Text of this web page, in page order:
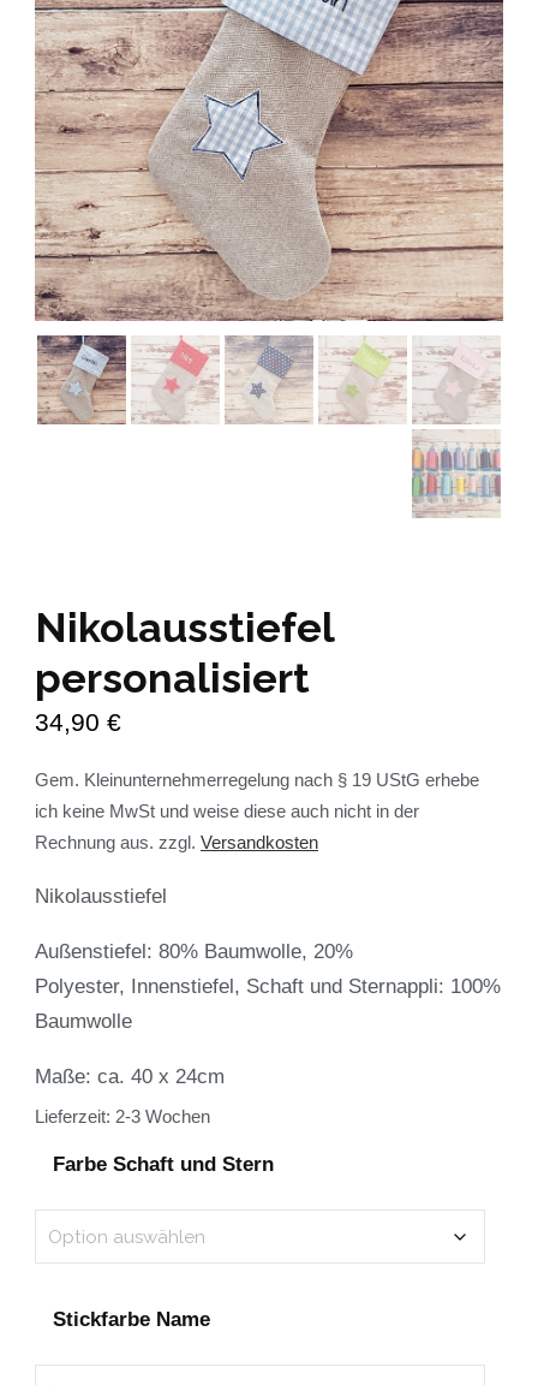
Nikolausstiefel
personalisiert
34,90 €
Gem. Kleinunternehmerregelung nach § 19 UStG erhebe
ich keine MwSt und weise diese auch nicht in der
Rechnung aus. zzgl. Versandkosten
Nikolausstiefel
Außenstiefel: 80% Baumwolle, 20%
Polyester, Innenstiefel, Schaft und Sternappli: 100%
Baumwolle
Maße: ca. 40 x 24cm
Lieferzeit: 2-3 Wochen
Farbe Schaft und Stern
Stickfarbe Name